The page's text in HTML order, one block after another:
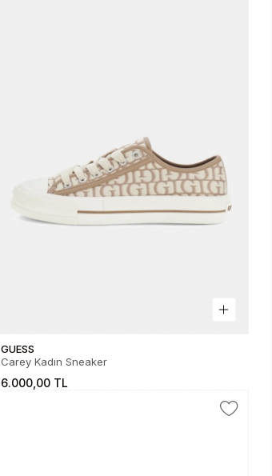
GUESS
Carey Kadın Sneaker
6.000,00 TL